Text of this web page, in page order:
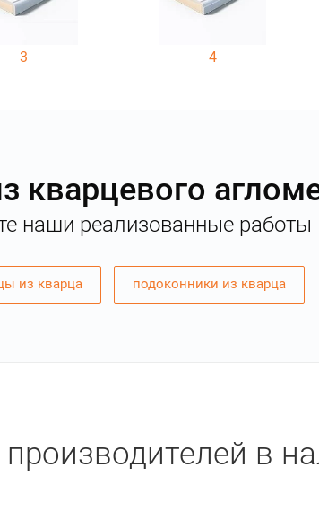
3 4
кварцевого
наши реализованные работы
из кварца подоконники из кварца
в